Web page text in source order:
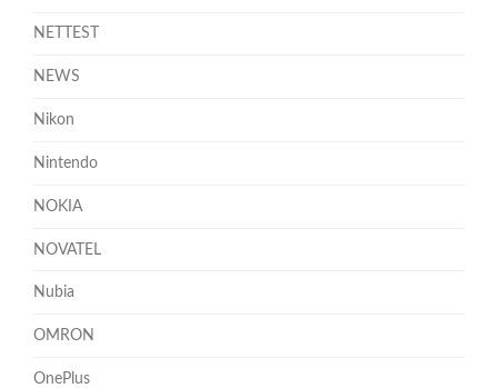
NETTEST
NEWS
Nikon
Nintendo
NOKIA
NOVATEL
Nubia
OMRON
OnePlus